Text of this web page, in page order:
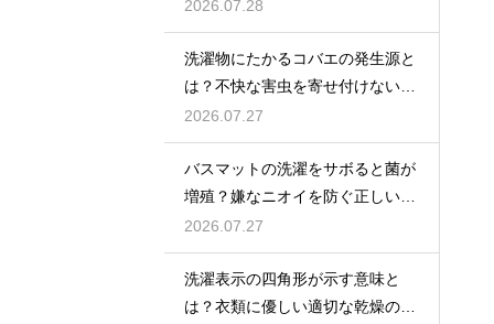
2026.07.28
洗濯物にたかるコバエの発生源と
は？不快な害虫を寄せ付けないた
めの対策
2026.07.27
バスマットの洗濯をサボると菌が
増殖？嫌なニオイを防ぐ正しいケ
ア方法
2026.07.27
洗濯表示の四角形が示す意味と
は？衣類に優しい適切な乾燥の方